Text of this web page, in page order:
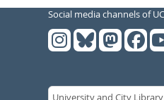
Social media channels of